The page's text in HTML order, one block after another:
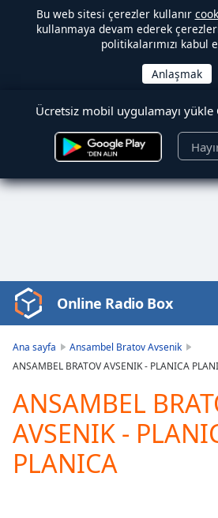
Bu web sitesi çerezler kullanır
kullanmaya devam ederek
politikalarımızı kabul
Ücretsiz mobil uygulamayı yükle
Video
Player
loading.
Video
Play
Skip
Backward
Skip
Forward
Online Radio Box
Ana sayfa
Ansambel Bratov Avsenik
ANSAMBEL BRATOV AVSENIK - PLANICA
ANSAMBEL
AVSENIK -
PLANICA